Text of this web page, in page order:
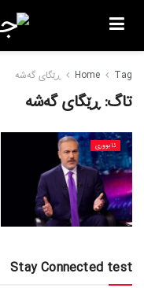
Home Tag ڕێگای گەشە
تاگ:ڕێگای گەشە
ئابووری
Stay Connected test